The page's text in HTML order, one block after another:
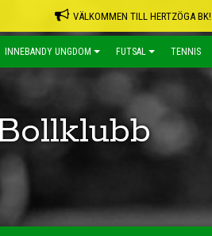
VÄLKOMMEN TILL HERTZÖGA BK!
INNEBANDY UNGDOM FUTSAL TENNIS